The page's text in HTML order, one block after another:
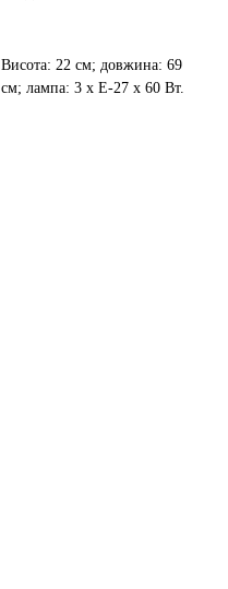
Висота: 22 см; довжина: 69
см; лампа: 3 х Е-27 х 60 Вт.